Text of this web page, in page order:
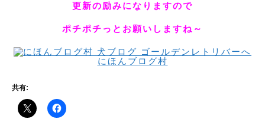
更新の励みになりますので
ポチポチっとお願いしますね～
にほんブログ村
共有: